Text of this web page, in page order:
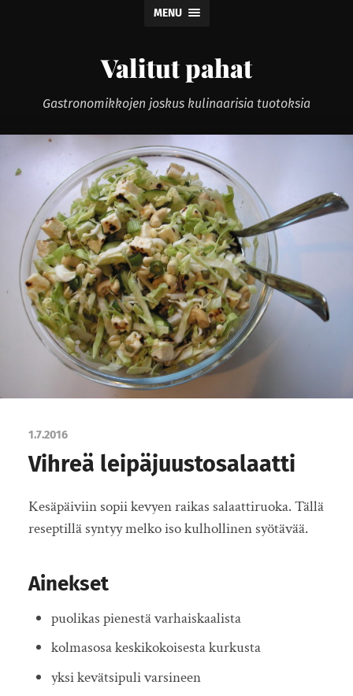
MENU
Valitut pahat
Gastronomikkojen joskus kulinaarisia tuotoksia
1.7.2016
Vihreä leipäjuustosalaatti
Kesäpäiviin sopii kevyen raikas salaattiruoka. Tällä
reseptillä syntyy melko iso kulhollinen syötävää.
Ainekset
puolikas pienestä varhaiskaalista
kolmasosa keskikokoisesta kurkusta
yksi kevätsipuli varsineen